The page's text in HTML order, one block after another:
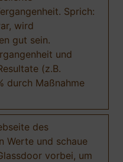
Sprich:
wird
gut sein.
und
(z.B.
durch Maßnahme
des
Werte und schaue
vorbei, um